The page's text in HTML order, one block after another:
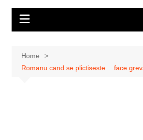
Home
Romanu cand se plictiseste …face